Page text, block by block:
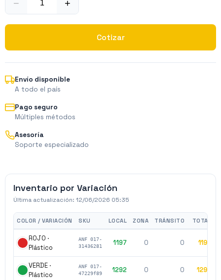
− +
Cotizar
Envío disponible
A todo el país
Pago seguro
Múltiples métodos
Asesoría
Soporte especializado
Inventario por Variación
Última actualización: 12/06/2026 05:35
COLOR / VARIACIÓN SKU LOCAL ZONA TRÁNSITO TOTAL
ROJO ·
Plástico
ANF 017-
31436281
1197 0 0 1197
VERDE ·
Plástico
ANF 017-
47229f89
1292 0 0 1292